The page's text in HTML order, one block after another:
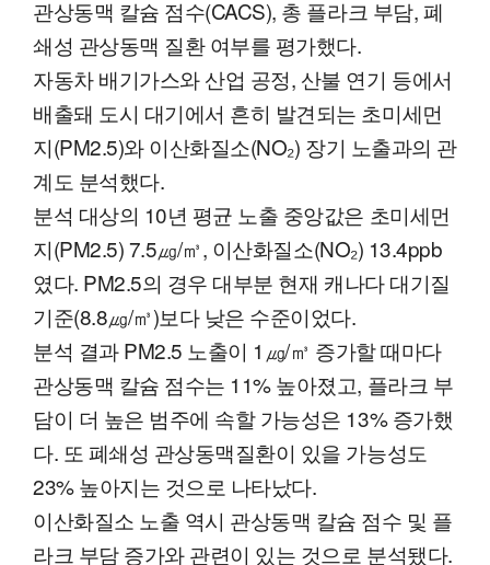
관상동맥 칼슘 점수(CACS), 총 플라크 부담, 폐
쇄성 관상동맥 질환 여부를 평가했다.
자동차 배기가스와 산업 공정, 산불 연기 등에서
배출돼 도시 대기에서 흔히 발견되는 초미세먼
지(PM2.5)와 이산화질소(NO₂) 장기 노출과의 관
계도 분석했다.
분석 대상의 10년 평균 노출 중앙값은 초미세먼
지(PM2.5) 7.5㎍/㎥, 이산화질소(NO₂) 13.4ppb
였다. PM2.5의 경우 대부분 현재 캐나다 대기질
기준(8.8㎍/㎥)보다 낮은 수준이었다.
분석 결과 PM2.5 노출이 1㎍/㎥ 증가할 때마다
관상동맥 칼슘 점수는 11% 높아졌고, 플라크 부
담이 더 높은 범주에 속할 가능성은 13% 증가했
다. 또 폐쇄성 관상동맥질환이 있을 가능성도
23% 높아지는 것으로 나타났다.
이산화질소 노출 역시 관상동맥 칼슘 점수 및 플
라크 부담 증가와 관련이 있는 것으로 분석됐다.